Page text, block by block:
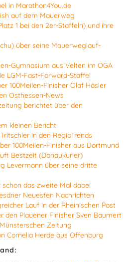
in Marathon4You.de
auf dem Mauerweg
1 bei den 2er-Staffeln) und ihre
über seine Mauerweglauf-
Gymnasium aus Velten im OGA
LGM-Fast-Forward-Staffel
100Meilen-Finisher Olaf Häsler
Osthessen-News
berichtet über den
kleinen Bericht
in den RegioTrends
100Meilen-Finisher aus Dortmund
Bestzeit (Donaukurier)
Levermann über seine dritte
das zweite Mal dabei
Neuesten Nachrichten
Lauf in der Rheinischen Post
den Plauener Finisher Sven Baumert
Zeitung
Cornelia Herde aus Offenburg